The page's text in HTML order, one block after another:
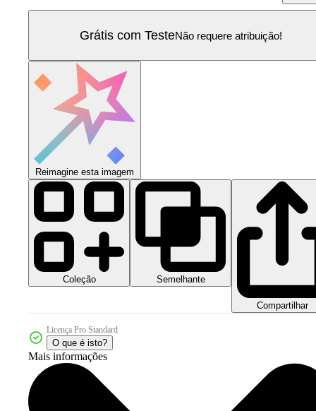
Grátis com TesteNão requere atribuição!
Reimagine esta imagem
Coleção Semelhante
Compartilhar
Licença Pro Standard
O que é isto?
Mais informações